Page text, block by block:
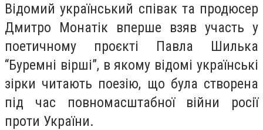
Відомий український співак та продюсер
Дмитро Монатік вперше взяв участь у
поетичному проєкті Павла Шилька
“Буремні вірші”, в якому відомі українські
зірки читають поезію, що була створена
під час повномасштабної війни росії
проти України.